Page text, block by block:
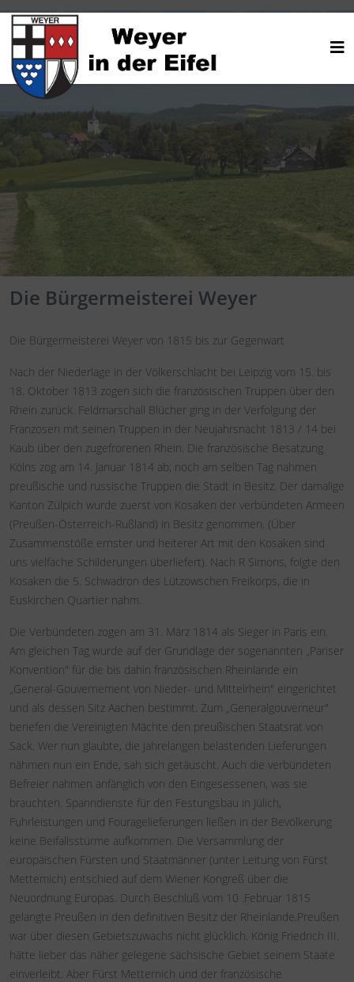
Die Bürgermeisterei Weyer
Die Bürgermeisterei Weyer von 1815 bis zur Gegenwart
Nach der Niederlage in der Völkerschlacht bei Leipzig vom 15. bis
18. Oktober 1813 zogen sich die französischen Truppen über den
Rhein zurück. Feldmarschall Blücher ging in der Verfolgung der
Franzosen mit seinen Truppen in der Neujahrsnacht 1813 / 14 bei
Kaub über den zugefrorenen Rhein. Die französische Besatzung
Kölns zog am 14. Januar 1814 ab; noch am selben Tag nahmen
preußische und russische Truppen die Stadt in Besitz. Der damalige
Kanton Zülpich wurde zuerst von Kosaken der verbündeten Armeen
(Preußen-Österreich-Rußland) in Besitz genommen. (Über
Zusammenstöße ernster und heiterer Art mit den Kosaken sind
uns vielfache Schilderungen überliefert). Nach R Simons, folgte den
Kosaken die 5. Schwadron des Lützowschen Freikorps, die in
Euskirchen Quartier nahm.
Die Verbündeten zogen am 31. März 1814 als Sieger in Paris ein.
Am gleichen Tag wurde auf der Grundlage der sogenannten „Pariser
Konvention" für die bis dahin französischen Rheinlande ein
„General-Gouvernement von Nieder- und Mittelrhein" eingerichtet
und als dessen Sitz Aachen bestimmt. Zum „Generalgouverneur"
beriefen die Vereinigten Mächte den preußischen Staatsrat von
Sack. Wer nun glaubte, die jahrelangen belastenden Lieferungen
nähmen nun ein Ende, sah sich getäuscht. Auch die verbündeten
Befreier nahmen anfänglich von den Eingesessenen, was sie
brauchten. Spanndienste für den Festungsbau in Jülich,
Fuhrleistungen und Fouragelieferungen ließen in der Bevölkerung
keine Beifallsstürme aufkommen. Die Versammlung der
europäischen Fürsten und Staatmänner (unter Leitung von Fürst
Mettemich) entschied auf dem Wiener Kongreß über die
Neuordnung Europas. Durch Beschluß vom 10 .Februar 1815
gelangte Preußen in den definitiven Besitz der Rheinlande.Preußen
war über diesen Gebietszuwachs nicht glücklich. König Friedrich III.
hätte lieber das näher gelegene sächsische Gebiet seinem Staate
einverleibt. Aber Fürst Metternich und der französische